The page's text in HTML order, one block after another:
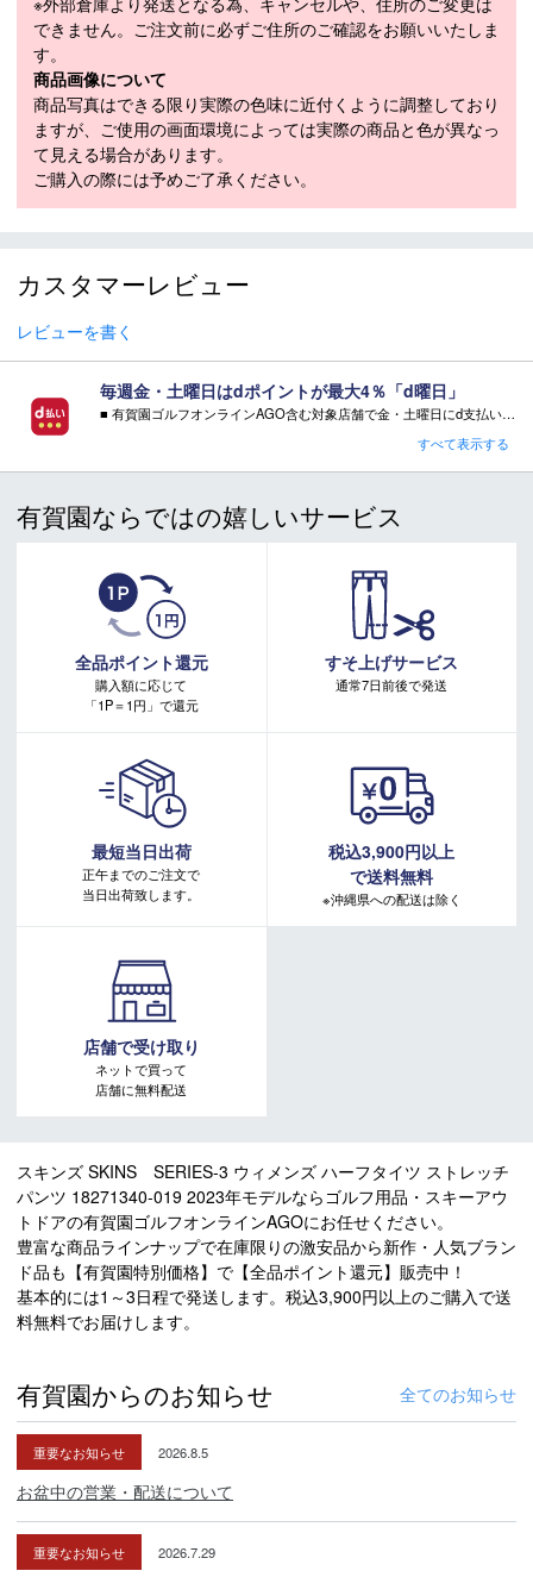
素材
ナイロン76％・ポリウレタン24％
カラー
メーカー公表サ
イズまたは実寸
サイズ（cm）
サイズガイド
36XS、38S、40M、42L、44XL
イズ（ヌードサイズ）です。ご自身の身長、ウエストなどにあわせ
・「実寸サイズ」は仕上がりサイズです。サイズ目安とは異なりま
す。また、個体差による若干の誤差があります。
できません。ご不明点はご注文前にお問い合わせください。
※ご注文後の変更及びイメージ違い、カラー・サイズ違い等の
また、メーカーの予告無くデザイン・仕様が変更となる場
合もございます。
※外部倉庫より発送となる為、キャンセルや、住所のご変更は
できません。ご注文前に必ずご住所のご確認をお願いいたし
できません。ご注文前に必ずご住所のご確認をお願いいたしま
す。
商品画像について
商品写真はできる限り実際の色味に近付くように調整しており
ますが、ご使用の画面環境によっては実際の商品と色が異なっ
て見える場合があります。
ご購入の際には予めご了承ください。
カスタマーレビュー
レビューを書く
毎週金・土曜日はdポイントが最大4％「d曜日」
■ 有賀園ゴルフオンラインAGO含む対象店舗で金・土曜日にd支払いをすると
■ キャンペーン期間：毎週 金・土曜日 AM 0:00 - PM 23:59
注意事項：
・有賀園ポイントの獲得には別途ログイン/新規登録が必要です。
・本特典は予告なく変更・中止させて頂く場合があります。
・本キャンペーンの特典を受ける場合、ドコモ専用ページでエントリーが必要です。
詳しくはこちらをご確認ください。
キャンペーンページ
すべて表示する
有賀園ならではの嬉しいサービス
全品ポイント還元
購入額に応じて
「1P＝1円」で還元
すそ上げサービス
通常7日前後で発送
最短当日出荷
正午までのご注文で
当日出荷致します。
税込3,900円以上
で送料無料
※沖縄県への配送は除く
店舗で受け取り
ネットで買って
店舗に無料配送
スキンズ SKINS SERIES-3 ウィメンズ ハーフタイツ ストレッチ
パンツ 18271340-019 2023年モデルならゴルフ用品・スキーアウ
トドアの有賀園ゴルフオンラインAGOにお任せください。
豊富な商品ラインナップで在庫限りの激安品から新作・人気ブラン
ド品も【有賀園特別価格】で【全品ポイント還元】販売中！
基本的には1～3日程で発送します。税込3,900円以上のご購入で送
料無料でお届けします。
有賀園からのお知らせ 全てのお知らせ
重要なお知らせ 2026.8.5
お盆中の営業・配送について
重要なお知らせ 2026.7.29